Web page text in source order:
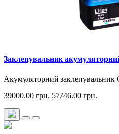
Заклепувальник
Акумуляторний
39000.00 грн. 57746.00 грн.